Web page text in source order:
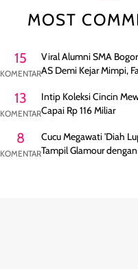
MOST
15
KOMENTAR
Viral Alumni SMA
AS Demi Kejar Mimpi,
13
KOMENTAR
Intip Koleksi Cincin
Capai Rp 116 Miliar
8
KOMENTAR
Cucu Megawati 'Diah
Tampil Glamour